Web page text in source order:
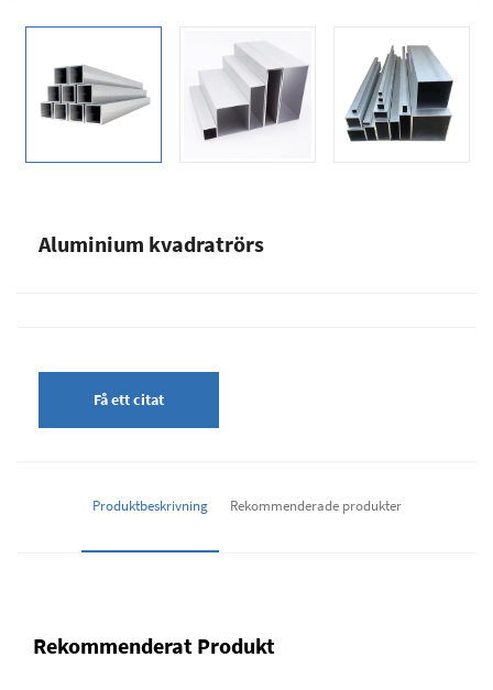
Aluminium kvadratrörs
Få ett citat
Produktbeskrivning Rekommenderade produkter
Rekommenderat Produkt